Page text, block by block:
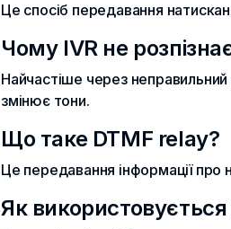
Це спосіб передавання
Чому IVR не
Найчастіше через
змінює тони.
Що таке DTMF relay?
Це передавання інформації про
Як